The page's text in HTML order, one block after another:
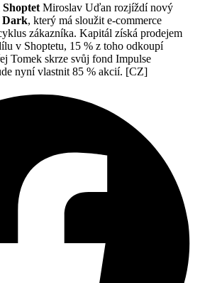
Shoptet Miroslav Uďan rozjíždí nový
Dark, který má sloužit e-commerce
zákazníka. Kapitál získá prodejem
v Shoptetu, 15 % z toho odkoupí
Tomek skrze svůj fond Impulse
nyní vlastnit 85 % akcií. [CZ]